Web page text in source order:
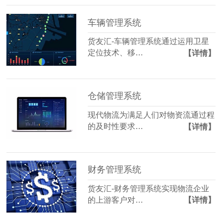
车辆管理系统
货友汇-车辆管理系统通过运用卫星
定位技术、移…
【详情】
仓储管理系统
现代物流为满足人们对物资流通过程
的及时性要求…
【详情】
财务管理系统
货友汇-财务管理系统实现物流企业
的上游客户对…
【详情】